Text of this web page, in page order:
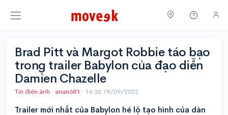
Brad Pitt và Margot Robbie táo bạo
trong trailer Babylon của đạo diễn
Damien Chazelle
Tin điện ảnh · anan681 · 16:32 19/09/2022
Trailer mới nhất của Babylon hé lộ tạo hình của dàn